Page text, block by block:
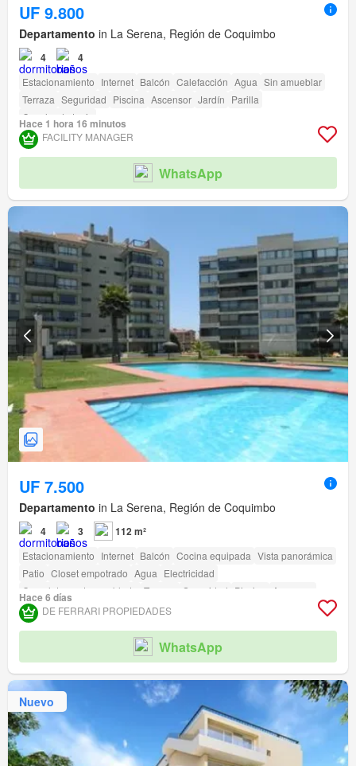
UF 9.800
Departamento in La Serena, Región de Coquimbo
4 4
Estacionamiento Internet Balcón Calefacción Agua Sin amueblar
Terraza Seguridad Piscina Ascensor Jardín Parilla
Cancha de tenis
Hace 1 hora 16 minutos
FACILITY MANAGER
WhatsApp
UF 7.500
Departamento in La Serena, Región de Coquimbo
4 3 112 m²
Estacionamiento Internet Balcón Cocina equipada Vista panorámica
Patio Closet empotrado Agua Electricidad
Completamente amoblado
Terraza Seguridad Piscina
Ascensor
Sauna Jardín Conserje Parilla
Acceso para personas con discapacidad
Hace 6 días
DE FERRARI PROPIEDADES
WhatsApp
Nuevo